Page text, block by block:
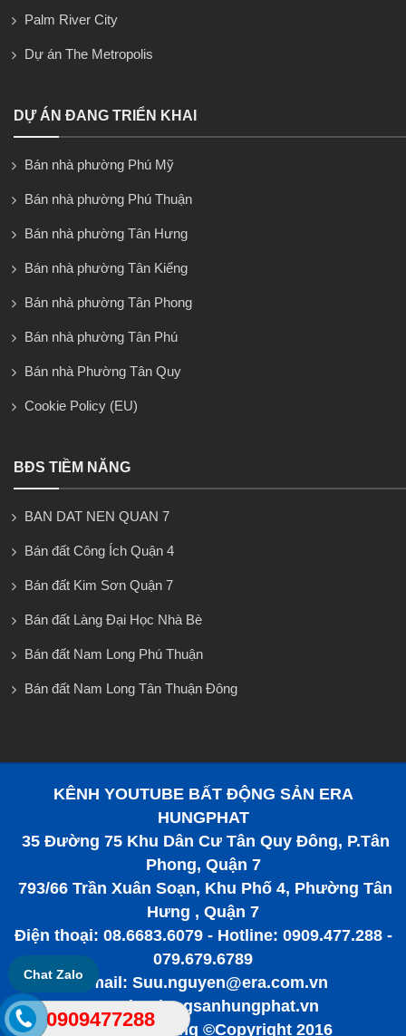
Palm River City
Dự án The Metropolis
DỰ ÁN ĐANG TRIỂN KHAI
Bán nhà phường Phú Mỹ
Bán nhà phường Phú Thuận
Bán nhà phường Tân Hưng
Bán nhà phường Tân Kiểng
Bán nhà phường Tân Phong
Bán nhà phường Tân Phú
Bán nhà Phường Tân Quy
Cookie Policy (EU)
BĐS TIỀM NĂNG
BAN DAT NEN QUAN 7
Bán đất Công Ích Quận 4
Bán đất Kim Sơn Quận 7
Bán đất Làng Đại Học Nhà Bè
Bán đất Nam Long Phú Thuận
Bán đất Nam Long Tân Thuận Đông
KÊNH YOUTUBE BẤT ĐỘNG SẢN ERA
HUNGPHAT
35 Đường 75 Khu Dân Cư Tân Quy Đông, P.Tân
Phong, Quận 7
793/66 Trần Xuân Soạn, Khu Phố 4, Phường Tân
Hưng , Quận 7
Điện thoại: 08.6683.6079 - Hotline: 0909.477.288 -
079.679.6789
Email: Suu.nguyen@era.com.vn
www.batdongsanhungphat.vn
Bất động sản tiềm năng ©Copyright 2016
Chat Zalo
0909477288